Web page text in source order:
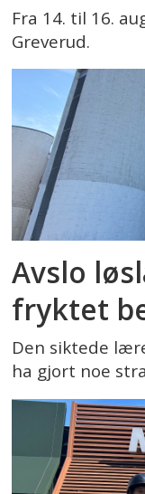
Fra 14. til 16.
Greverud.
Avslo
fryktet
Den siktede
ha gjort noe